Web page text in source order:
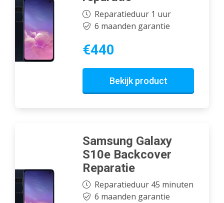
Reparatieduur 1 uur
6 maanden garantie
€440
Bekijk product
Samsung Galaxy
S10e Backcover
Reparatie
Reparatieduur 45 minuten
6 maanden garantie